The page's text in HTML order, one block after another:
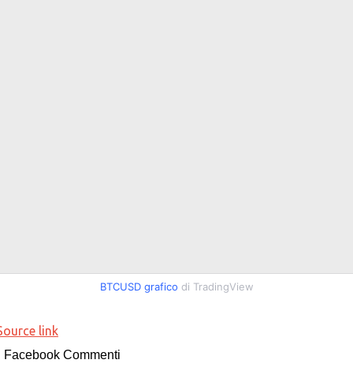
BTCUSD grafico di TradingView
link
Facebook Commenti